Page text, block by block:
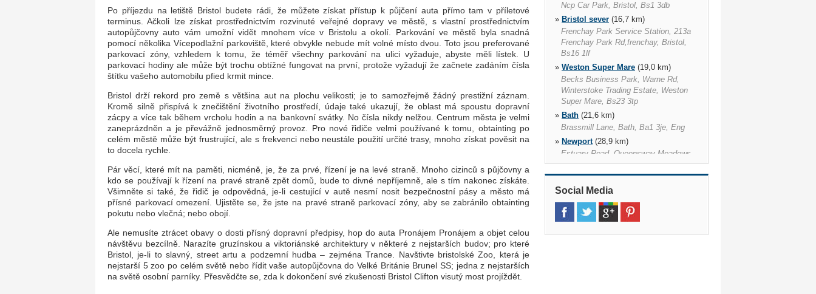
Po příjezdu na letiště Bristol budete rádi, že můžete získat přístup k půjčení auta přímo tam v příletové
terminus. Ačkoli lze získat prostřednictvím rozvinuté veřejné dopravy ve městě, s vlastní prostřednictvím
autopůjčovny auto vám umožní vidět mnohem více v Bristolu a okolí. Parkování ve městě byla snadná
pomocí několika Vícepodlažní parkoviště, které obvykle nebude mít volné místo dvou. Toto jsou preferované
parkovací zóny, vzhledem k tomu, že téměř všechny parkování na ulici vyžaduje, abyste měli lístek. U
parkovací hodiny ale může být trochu obtížné fungovat na první, protože vyžadují že začnete zadáním čísla
štítku vašeho automobilu pfied krmit mince.
Bristol drží rekord pro země s většina aut na plochu velikosti; je to samozřejmě žádný prestižní záznam.
Kromě silně přispívá k znečištění životního prostředí, údaje také ukazují, že oblast má spoustu dopravní
zácpy a více tak během vrcholu hodin a na bankovní svátky. No čísla nikdy nelžou. Centrum města je velmi
zaneprázdněn a je převážně jednosměrný provoz. Pro nové řidiče velmi používané k tomu, obtainting po
celém městě může být frustrující, ale s frekvenci nebo neustále použití určité trasy, mnoho získat pověsit na
to docela rychle.
Pár věcí, které mít na paměti, nicméně, je, že za prvé, řízení je na levé straně. Mnoho cizinců s půjčovny a
kdo se používají k řízení na pravé straně zpět domů, bude to divné nepříjemně, ale s tím nakonec získáte.
Všimněte si také, že řidič je odpovědná, je-li cestující v autě nesmí nosit bezpečnostní pásy a město má
přísné parkovací omezení. Ujistěte se, že jste na pravé straně parkovací zóny, aby se zabránilo obtainting
pokutu nebo vlečná; nebo obojí.
Ale nemusíte ztrácet obavy o dosti přísný dopravní předpisy, hop do auta Pronájem Pronájem a objet celou
návštěvu bezcílně. Narazíte gruzínskou a viktoriánské architektury v některé z nejstarších budov; pro které
Bristol, je-li to slavný, street artu a podzemní hudba – zejména Trance. Navštivte bristolské Zoo, která je
nejstarší 5 zoo po celém světě nebo řídit vaše autopůjčovna do Velké Británie Brunel SS; jedna z nejstarších
na světě osobní parníky. Přesvědčte se, zda k dokončení své zkušenosti Bristol Clifton visutý most projíždět.
Ncp Car Park, Bristol, Bs1 3db
» Bristol sever (16,7 km)
Frenchay Park Service Station, 213a
Frenchay Park Rd,frenchay, Bristol,
Bs16 1lf
» Weston Super Mare (19,0 km)
Becks Business Park, Warne Rd,
Winterstoke Trading Estate, Weston
Super Mare, Bs23 3tp
» Bath (21,6 km)
Brassmill Lane, Bath, Ba1 3je, Eng
» Newport(28,9 km)
Estuary Road, Queensway Meadows,
Estuary Road Queensway Meadows,
Newport, Np19 4sx
»Newport Railway
»Cardiff Roath(32,7 km)
Unit 8 Hadfield Road, Cardiff, Cf11 8tw
Social Media